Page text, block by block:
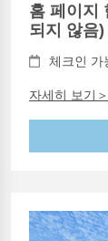
홈 페이지
되지 않음)
체크인 가
자세히 보기＞